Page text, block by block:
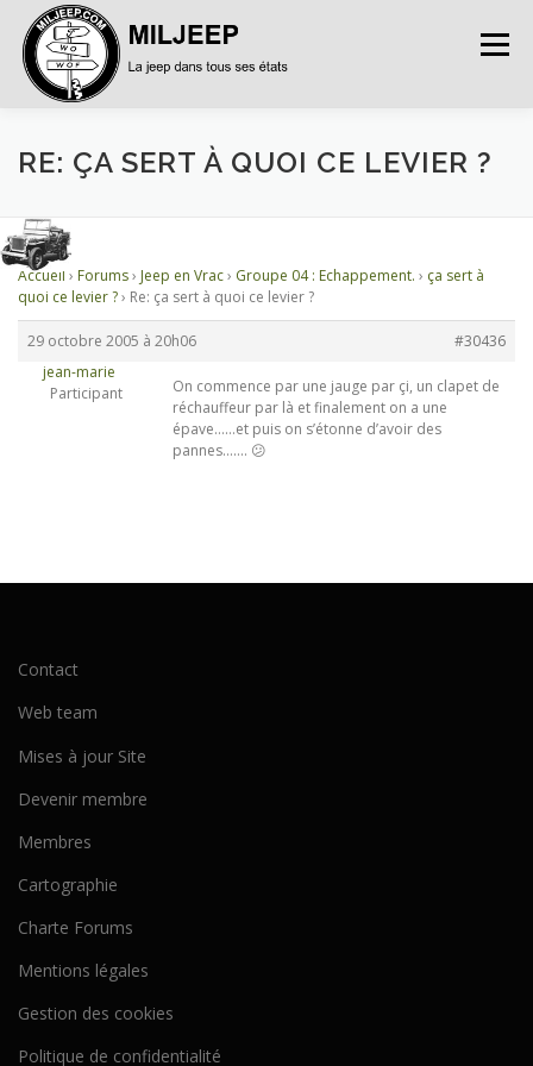
Menu
ACCUEIL ARTICLES PETITES ANNONCES
ALBUMS
DOCUMENTATIONS
RE: ÇA SERT À QUOI CE LEVIER ?
Accueil › Forums› Jeep en Vrac› Groupe 04 : Echappement. › ça sert à
quoi ce levier ?› Re: ça sert à quoi ce levier ?
29 octobre 2005 à 20h06
#30436
jean-marie
Participant
On commence par une jauge par çi, un clapet de
réchauffeur par là et finalement on a une
épave……et puis on s’étonne d’avoir des
pannes……. 😕
Contact
Web team
Mises à jour Site
Devenir membre
Membres
Cartographie
Charte Forums
Mentions légales
Gestion des cookies
Politique de confidentialité